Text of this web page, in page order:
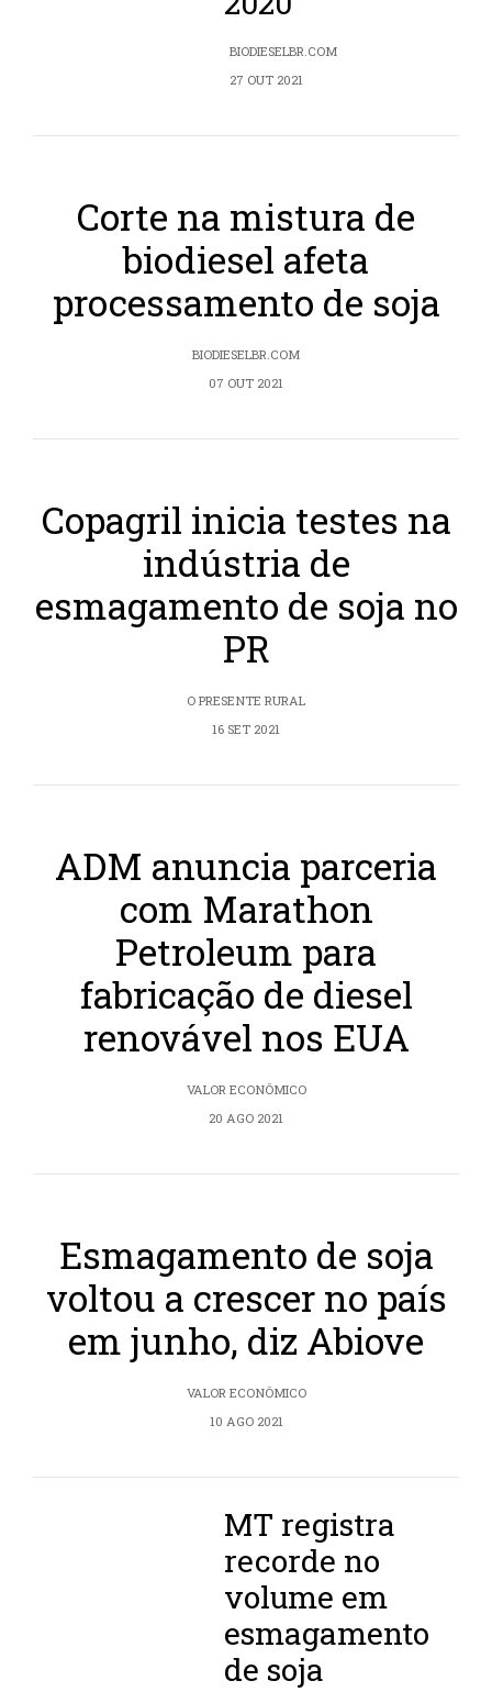
BIODIESELBR.COM
27 OUT 2021
Corte na mistura de
biodiesel afeta
processamento de soja
BIODIESELBR.COM
07 OUT 2021
Copagril inicia testes na
indústria de
esmagamento de soja no
PR
O PRESENTE RURAL
16 SET 2021
ADM anuncia parceria
com Marathon
Petroleum para
fabricação de diesel
renovável nos EUA
VALOR ECONÔMICO
20 AGO 2021
Esmagamento de soja
voltou a crescer no país
em junho, diz Abiove
VALOR ECONÔMICO
10 AGO 2021
MT registra
recorde no
volume em
esmagamento
de soja